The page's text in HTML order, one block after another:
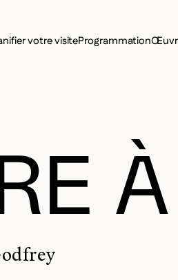
votre visiteProgrammation